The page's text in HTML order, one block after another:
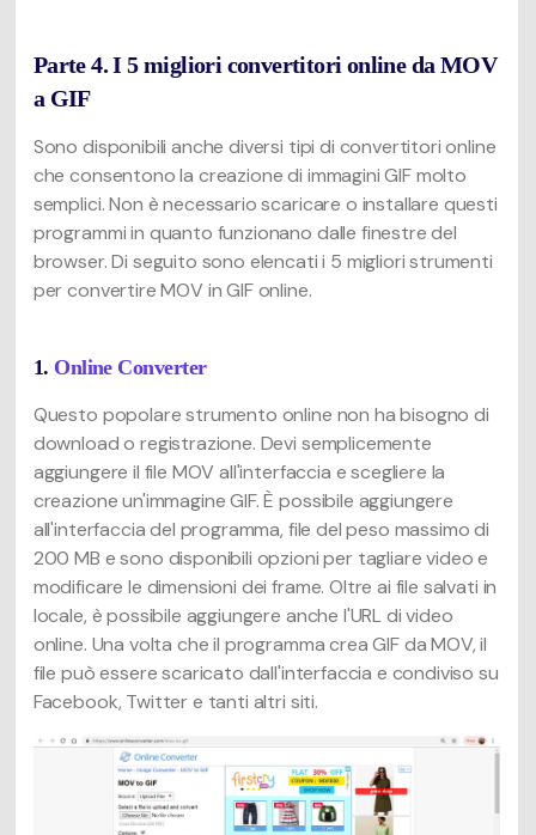
Parte 4. I 5 migliori convertitori online da MOV
a GIF
Sono disponibili anche diversi tipi di convertitori online
che consentono la creazione di immagini GIF molto
semplici. Non è necessario scaricare o installare questi
programmi in quanto funzionano dalle finestre del
browser. Di seguito sono elencati i 5 migliori strumenti
per convertire MOV in GIF online.
1. Online Converter
Questo popolare strumento online non ha bisogno di
download o registrazione. Devi semplicemente
aggiungere il file MOV all'interfaccia e scegliere la
creazione un'immagine GIF. È possibile aggiungere
all'interfaccia del programma, file del peso massimo di
200 MB e sono disponibili opzioni per tagliare video e
modificare le dimensioni dei frame. Oltre ai file salvati in
locale, è possibile aggiungere anche l'URL di video
online. Una volta che il programma crea GIF da MOV, il
file può essere scaricato dall'interfaccia e condiviso su
Facebook, Twitter e tanti altri siti.